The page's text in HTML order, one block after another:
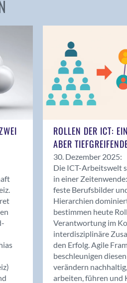
Andelfingen
Balsthal
Balzers
Bassersdorf
Benken (SG)
Bergdietikon
Bern - Liebefeld
ROLLEN DER ICT:
ABER
30. Dezember 2025:
Die ICT-Arbeitswelt
in einer
feste Berufsbilder
Hierarchien
bestimmen heute
Verantwortung im
interdisziplinäre
den Erfolg. Agile
beschleunigen
verändern
arbeiten, führen und